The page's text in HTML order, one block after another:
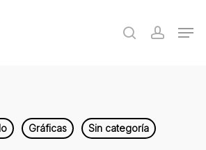
search
Gráficas Sin categoría